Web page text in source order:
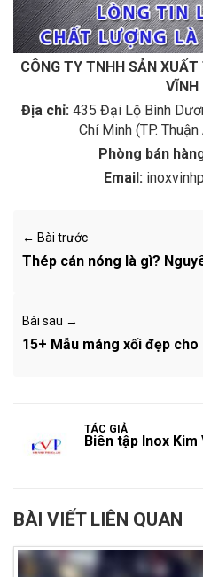
CÔNG TY TNHH SẢN
VĨNH
Địa chỉ: 435 Đại Lộ Bình
Chí Minh (TP.
Phòng bán
Email:
← Bài trước
Thép cán nóng là gì?
Bài sau →
15+ Mẫu máng xối đẹp
TÁC GIẢ
Biên tập Inox Kim
BÀI VIẾT LIÊN QUAN